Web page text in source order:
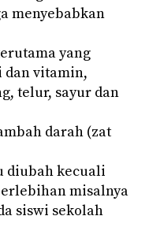
menyebabkan
yang
dan vitamin,
telur, sayur dan
darah (zat
diubah kecuali
misalnya
siswi sekolah